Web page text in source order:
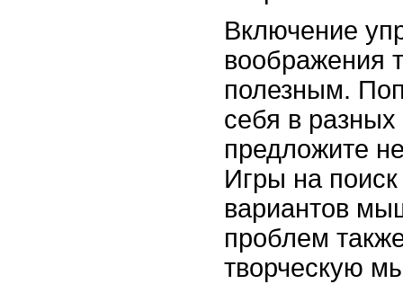
Включение
воображения
полезным.
себя в
предложите
Игры на
вариантов
проблем
творческую